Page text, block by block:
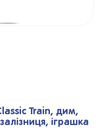
Train, дим,
іграшка